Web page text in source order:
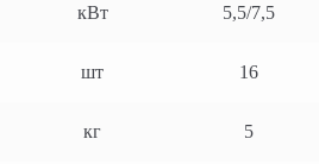
кВт 5,5/7,5
шт 16
кг 5